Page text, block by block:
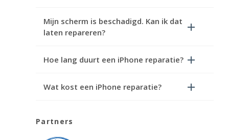
Mijn scherm is beschadigd. Kan ik dat
laten repareren?
Hoe lang duurt een iPhone reparatie?
Wat kost een iPhone reparatie?
Partners